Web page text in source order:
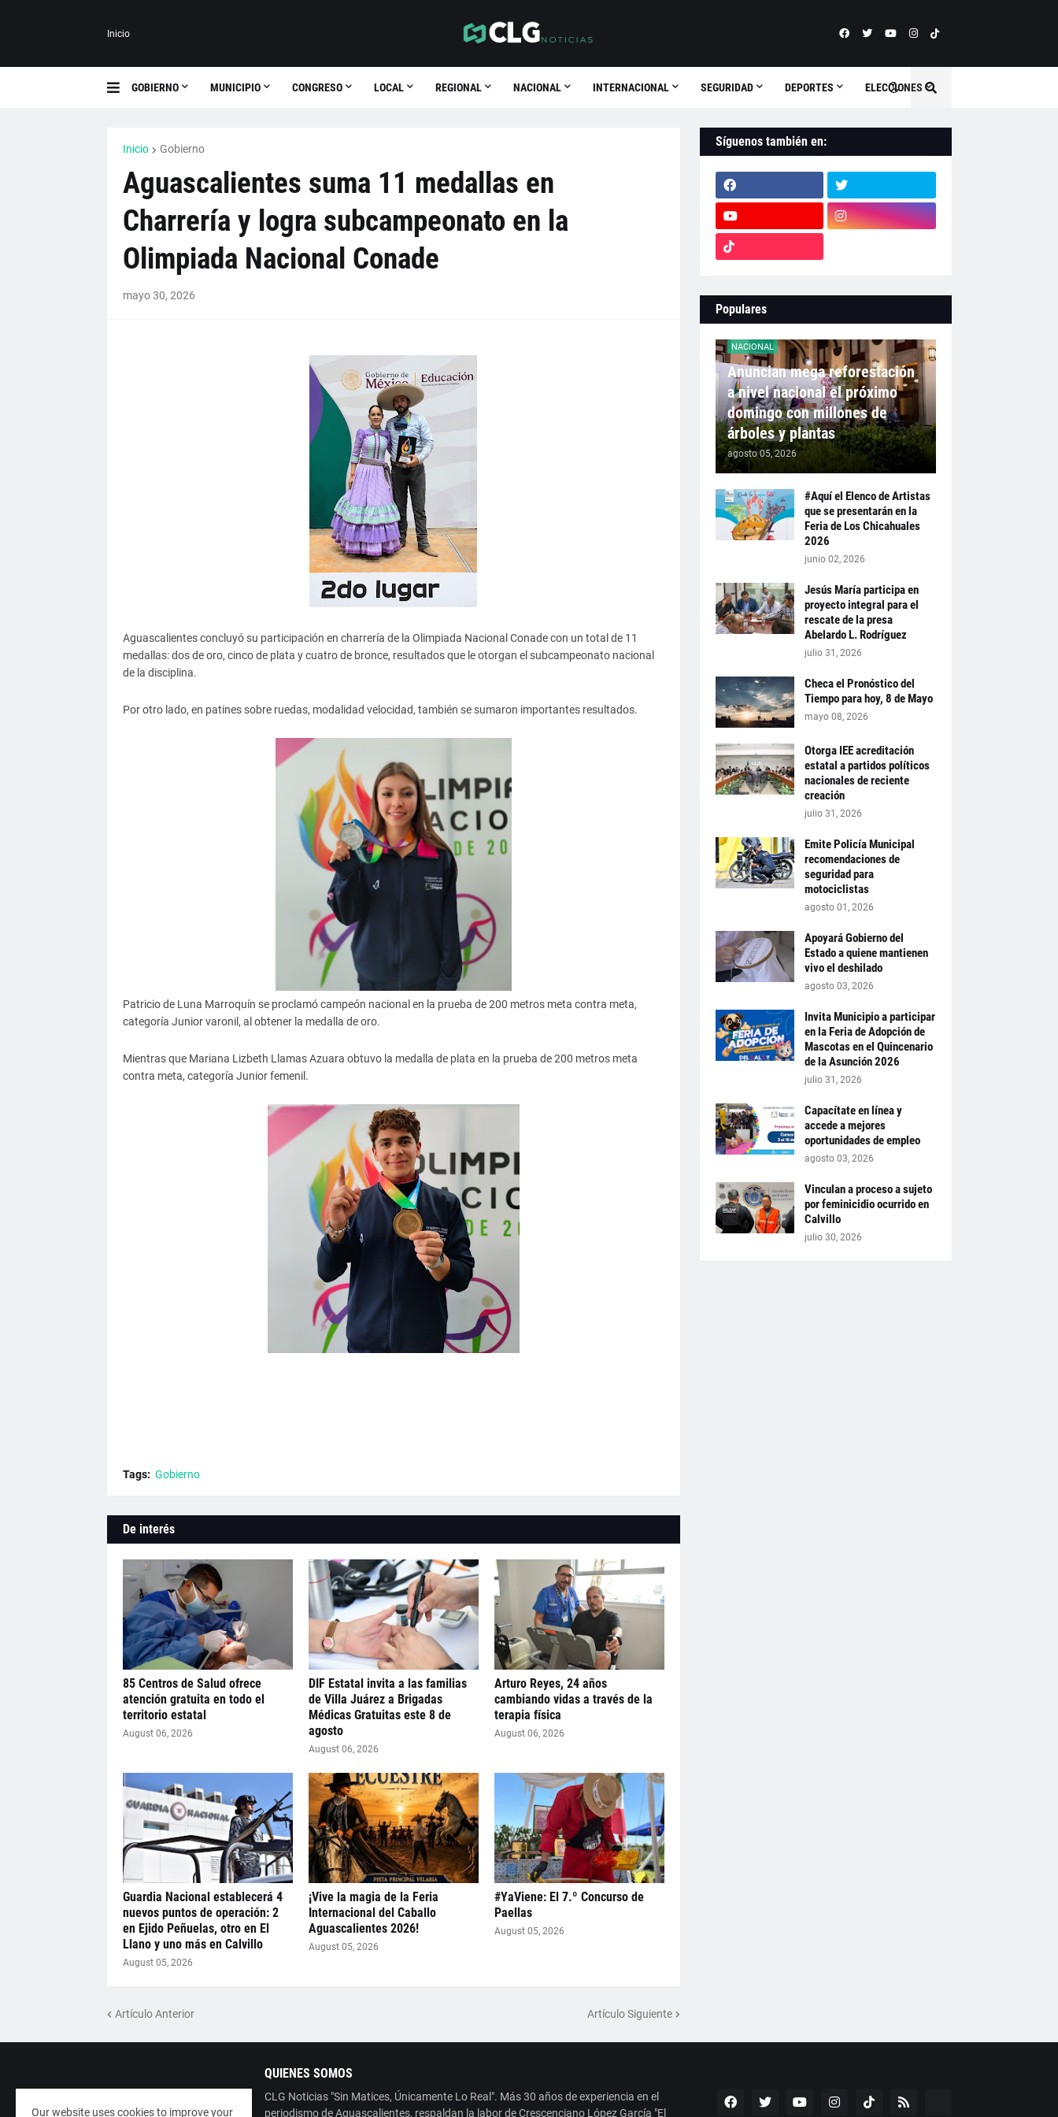
Inicio
GOBIERNO MUNICIPIO CONGRESO LOCAL REGIONAL NACIONAL INTERNACIONAL SEGURIDAD DEPORTES ELECCIONES
Inicio Gobierno
Aguascalientes suma 11 medallas en
Charrería y logra subcampeonato en la
Olimpiada Nacional Conade
mayo 30, 2026
Aguascalientes concluyó su participación en charrería de la Olimpiada Nacional Conade con un total de 11
medallas: dos de oro, cinco de plata y cuatro de bronce, resultados que le otorgan el subcampeonato nacional
de la disciplina.
Por otro lado, en patines sobre ruedas, modalidad velocidad, también se sumaron importantes resultados.
Patricio de Luna Marroquín se proclamó campeón nacional en la prueba de 200 metros meta contra meta,
categoría Junior varonil, al obtener la medalla de oro.
Mientras que Mariana Lizbeth Llamas Azuara obtuvo la medalla de plata en la prueba de 200 metros meta
contra meta, categoría Junior femenil.
Tags: Gobierno
De interés
85 Centros de Salud ofrece
atención gratuita en todo el
territorio estatal
August 06, 2026
DIF Estatal invita a las familias
de Villa Juárez a Brigadas
Médicas Gratuitas este 8 de
agosto
August 06, 2026
Arturo Reyes, 24 años
cambiando vidas a través de la
terapia física
August 06, 2026
Guardia Nacional establecerá 4
nuevos puntos de operación: 2
en Ejido Peñuelas, otro en El
Llano y uno más en Calvillo
August 05, 2026
¡Vive la magia de la Feria
Internacional del Caballo
Aguascalientes 2026!
August 05, 2026
#YaViene: El 7.º Concurso de
Paellas
August 05, 2026
Artículo Anterior Artículo Siguiente
Síguenos también en:
Populares
NACIONAL
Anuncian mega reforestación
a nivel nacional el próximo
domingo con millones de
árboles y plantas
agosto 05, 2026
#Aquí el Elenco de Artistas
que se presentarán en la
Feria de Los Chicahuales
2026
junio 02, 2026
Jesús María participa en
proyecto integral para el
rescate de la presa
Abelardo L. Rodríguez
julio 31, 2026
Checa el Pronóstico del
Tiempo para hoy, 8 de Mayo
mayo 08, 2026
Otorga IEE acreditación
estatal a partidos políticos
nacionales de reciente
creación
julio 31, 2026
Emite Policía Municipal
recomendaciones de
seguridad para
motociclistas
agosto 01, 2026
Apoyará Gobierno del
Estado a quiene mantienen
vivo el deshilado
agosto 03, 2026
Invita Municipio a participar
en la Feria de Adopción de
Mascotas en el Quincenario
de la Asunción 2026
julio 31, 2026
Capacítate en línea y
accede a mejores
oportunidades de empleo
agosto 03, 2026
Vinculan a proceso a sujeto
por feminicidio ocurrido en
Calvillo
julio 30, 2026
QUIENES SOMOS
CLG Noticias "Sin Matices, Únicamente Lo Real". Más 30 años de experiencia en el
periodismo de Aguascalientes, respaldan la labor de Crescenciano López García "El
Our website uses cookies to improve your